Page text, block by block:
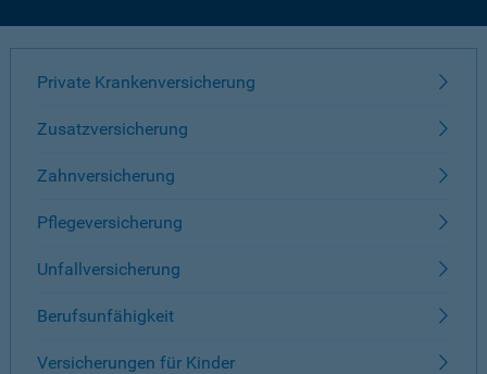
Private Krankenversicherung
Zusatzversicherung
Zahnversicherung
Pflegeversicherung
Unfallversicherung
Berufsunfähigkeit
Versicherungen für Kinder